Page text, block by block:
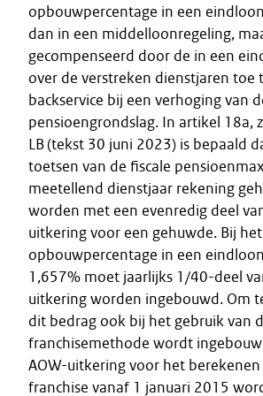
opbouwpercentage in een
dan in een middelloonregeling,
gecompenseerd door de in een
over de verstreken dienstjaren toe
backservice bij een verhoging van
pensioengrondslag. In artikel 18a,
LB (tekst 30 juni 2023) is bepaald
toetsen van de fiscale
meetellend dienstjaar rekening
worden met een evenredig deel
uitkering voor een gehuwde. Bij
opbouwpercentage in een
1,657% moet jaarlijks 1/40-deel
uitkering worden ingebouwd. Om
dit bedrag ook bij het gebruik van
franchisemethode wordt
AOW-uitkering voor het berekenen
franchise vanaf 1 januari 2015